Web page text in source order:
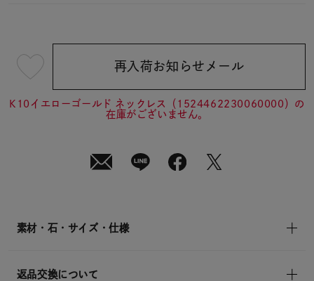
¥39,600 (tax
in)
再入荷お知らせメール
K10イエローゴールド ネックレス（1524462230060000）の
在庫がございません。
素材・石・サイズ・仕様
返品交換について